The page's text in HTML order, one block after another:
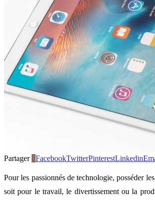
Partager FacebookTwitterPinterestLinkedin
Pour les passionnés de technologie, posséder
soit pour le travail, le divertissement ou la